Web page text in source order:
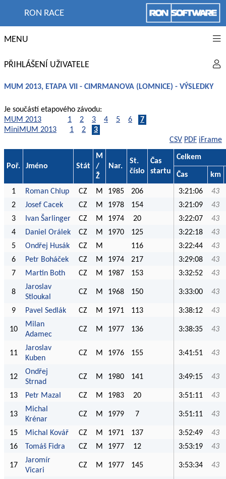
RON RACE
MENU
PŘIHLÁŠENÍ UŽIVATELE
MUM 2013, ETAPA VII - CIMRMANOVA (LOMNICE) - VÝSLEDKY
Je součástí etapového závodu:
MUM 2013
1 2 3 4 5 6
7
MiniMUM 2013
1 2
3
CSV PDF iFrame
Poř. Jméno Stát
M
/
Ž
Nar.
St.
číslo
Čas
startu
Celkem
Čas km
1 Roman Chlup CZ M 1985 206 3:21:06
43
2
Josef Cacek CZ M 1978 154 3:21:09
43
3
Ivan Šarlinger CZ M 1974 20 3:22:07
43
4
Daniel Orálek CZ M 1970 125 3:22:18
43
5
Ondřej Husák CZ M 116 3:22:44
43
6
Petr Boháček CZ M 1974 217 3:29:08
43
7
Martin Both CZ M 1987 153 3:32:52 43
8
Jaroslav
Stloukal
CZ M 1968 150 3:33:00 43
9 Pavel Sedlák CZ M 1971 113 3:38:12 43
10
Milan
Adamec
CZ M 1977 136 3:38:35 43
11
Jaroslav
Kuben
CZ M 1976 155 3:41:51 43
12
Ondřej
Strnad
CZ M 1980 141 3:49:15 43
13 Petr Mazal CZ M 1983 20 3:51:11 43
13
Michal
Krénar
CZ M 1979 7 3:51:11 43
15 Michal Kovář CZ M 1971 137 3:52:49
43
16
Tomáš Fidra CZ M 1977 12 3:53:19 43
17
Jaromír
Vicari
CZ M 1977 145 3:53:34 43